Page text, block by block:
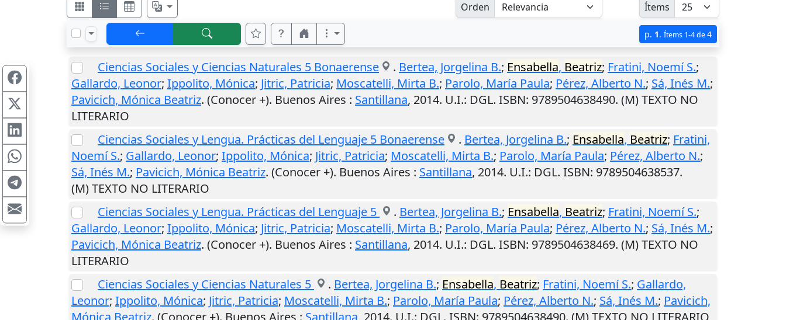
Orden Ítems
p. 1. Ítems 1-4 de4
Ciencias Sociales y Ciencias Naturales 5 Bonaerense . Bertea, Jorgelina B.; Ensabella, Beatriz; Fratini, Noemí S.;
Gallardo, Leonor; Ippolito, Mónica; Jitric, Patricia; Moscatelli, Mirta B.; Parolo, María Paula; Pérez, Alberto N.; Sá, Inés M.;
Pavicich, Mónica Beatriz. (Conocer +). Buenos Aires : Santillana, 2014. U.I.: DGL. ISBN: 9789504638490. (M) TEXTO NO
LITERARIO
Ciencias Sociales y Lengua. Prácticas del Lenguaje 5 Bonaerense
. Bertea, Jorgelina B.; Ensabella, Beatriz; Fratini,
Noemí S.; Gallardo, Leonor; Ippolito, Mónica; Jitric, Patricia; Moscatelli, Mirta B.; Parolo, María Paula; Pérez, Alberto N.;
Sá, Inés M.; Pavicich, Mónica Beatriz. (Conocer +). Buenos Aires : Santillana, 2014. U.I.: DGL. ISBN: 9789504638537.
(M) TEXTO NO LITERARIO
Ciencias Sociales y Lengua. Prácticas del Lenguaje 5
. Bertea, Jorgelina B.; Ensabella, Beatriz; Fratini, Noemí S.;
Gallardo, Leonor; Ippolito, Mónica; Jitric, Patricia; Moscatelli, Mirta B.; Parolo, María Paula; Pérez, Alberto N.; Sá, Inés M.;
Pavicich, Mónica Beatriz. (Conocer +). Buenos Aires : Santillana, 2014. U.I.: DGL. ISBN: 9789504638469. (M) TEXTO NO
LITERARIO
Ciencias Sociales y Ciencias Naturales 5
. Bertea, Jorgelina B.; Ensabella, Beatriz; Fratini, Noemí S.; Gallardo,
Leonor; Ippolito, Mónica; Jitric, Patricia; Moscatelli, Mirta B.; Parolo, María Paula; Pérez, Alberto N.; Sá, Inés M.; Pavicich,
Mónica Beatriz. (Conocer +). Buenos Aires : Santillana 2014. U.I.: DGL. ISBN: 9789504638490. (M) TEXTO NO LITERARIO